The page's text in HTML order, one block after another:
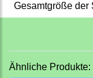
Gesamtgröße der
Ähnliche Produkte: